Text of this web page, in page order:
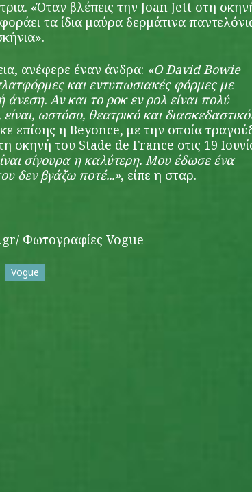
«Όταν βλέπεις την Joan Jett στη
φοράει τα ίδια μαύρα δερμάτινα
ανέφερε έναν άνδρα: «Ο David Bowie
και εντυπωσιακές φόρμες με
άνεση. Αν και το ροκ εν ρολ είναι πολύ
είναι, ωστόσο, θεατρικό και
επίσης η Beyonce, με την οποία
σκηνή του Stade de France στις 19
σίγουρα η καλύτερη. Μου έδωσε ένα
δεν βγάζω ποτέ...», είπε η σταρ.
Φωτογραφίες Vogue
Vogue